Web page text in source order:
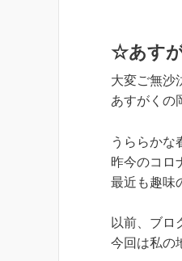
☆あす
大変ご無沙
あすがくの
うららかな
昨今のコロ
最近も趣味
以前、ブロ
今回は私の